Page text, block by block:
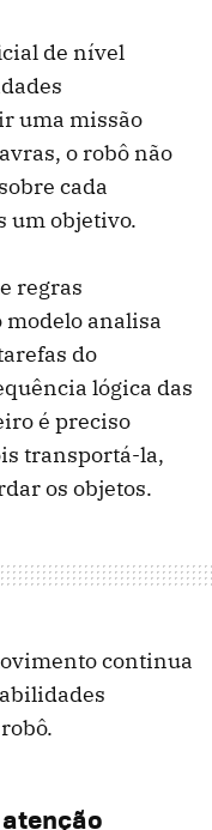
de nível
uma missão
o robô não
cada
um objetivo.
regras
analisa
do
lógica das
é preciso
transportá-la,
os objetos.
continua